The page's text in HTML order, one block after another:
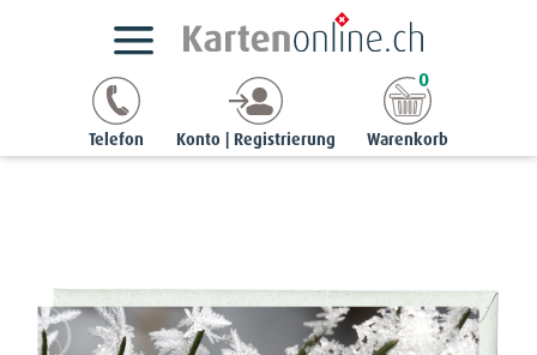
Telefon Konto | Registrierung Warenkorb
0
chic | 9 x 17 cm
Grusskarte schmal - Eisblumen an Heidekraut